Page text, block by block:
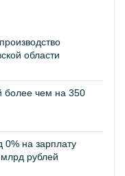
области
более чем на 350
0% на зарплату
рублей